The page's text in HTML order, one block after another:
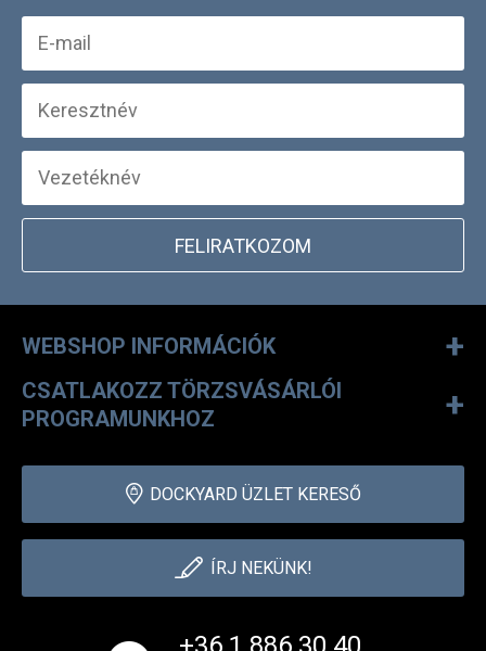
FELIRATKOZOM
WEBSHOP INFORMÁCIÓK +
CSATLAKOZZ TÖRZSVÁSÁRLÓI
PROGRAMUNKHOZ
+
DOCKYARD ÜZLET KERESŐ
ÍRJ NEKÜNK!